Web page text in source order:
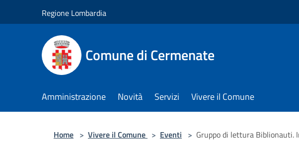
Regione Lombardia
Comune di Cermenate
Amministrazione Novità Servizi Vivere il Comune
Home > Vivere il Comune > Eventi > Gruppo di lettura Biblionauti.